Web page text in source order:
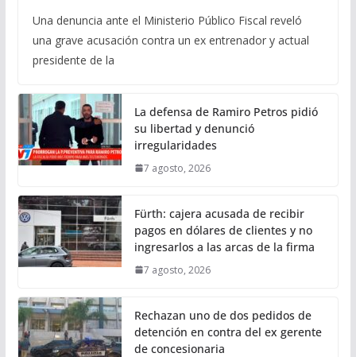
Una denuncia ante el Ministerio Público Fiscal reveló
una grave acusación contra un ex entrenador y actual
presidente de la
La defensa de Ramiro Petros pidió
su libertad y denunció
irregularidades
7 agosto, 2026
Fürth: cajera acusada de recibir
pagos en dólares de clientes y no
ingresarlos a las arcas de la firma
7 agosto, 2026
Rechazan uno de dos pedidos de
detención en contra del ex gerente
de concesionaria